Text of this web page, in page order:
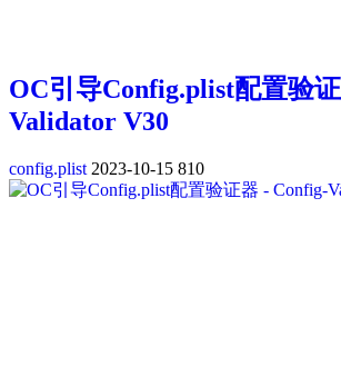
OC引导Config.plist配置验
Validator V30
config.plist 2023-10-15 810